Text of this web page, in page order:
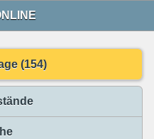
(154)